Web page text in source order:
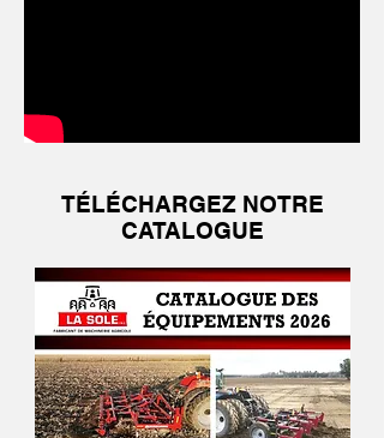
TÉLÉCHARGEZ NOTRE
CATALOGUE